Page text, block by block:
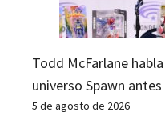
Todd McFarlane
universo Spawn
5 de agosto de 2026